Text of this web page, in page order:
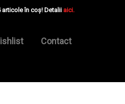
articole în coș! Detalii aici.
Contact